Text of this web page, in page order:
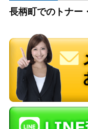
長柄町でのトナー